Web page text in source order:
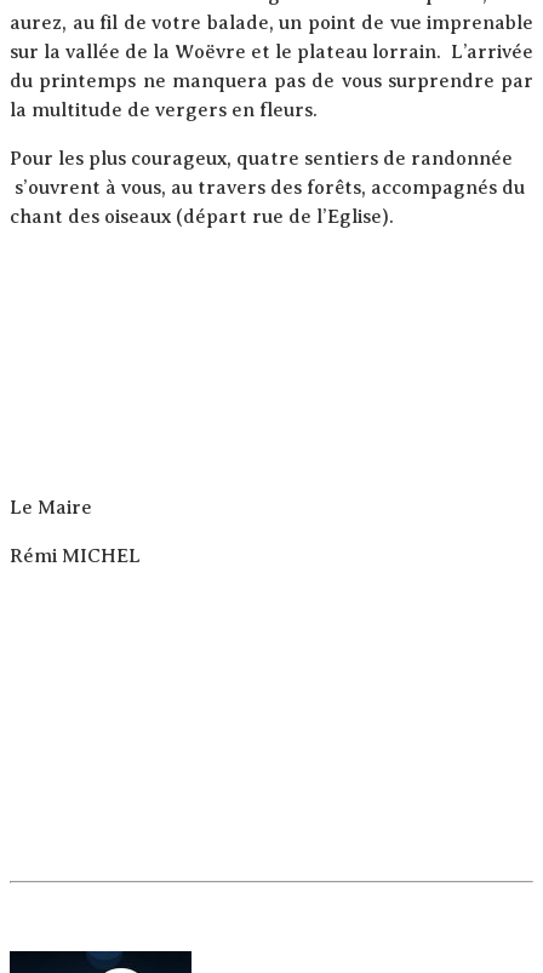
aurez, au fil de votre balade, un point de vue imprenable
sur la vallée de la Woëvre et le plateau lorrain. L’arrivée
du printemps ne manquera pas de vous surprendre par
la multitude de vergers en fleurs.
Pour les plus courageux, quatre sentiers de randonnée
s’ouvrent à vous, au travers des forêts, accompagnés du
chant des oiseaux (départ rue de l’Eglise).
Le Maire
Rémi MICHEL